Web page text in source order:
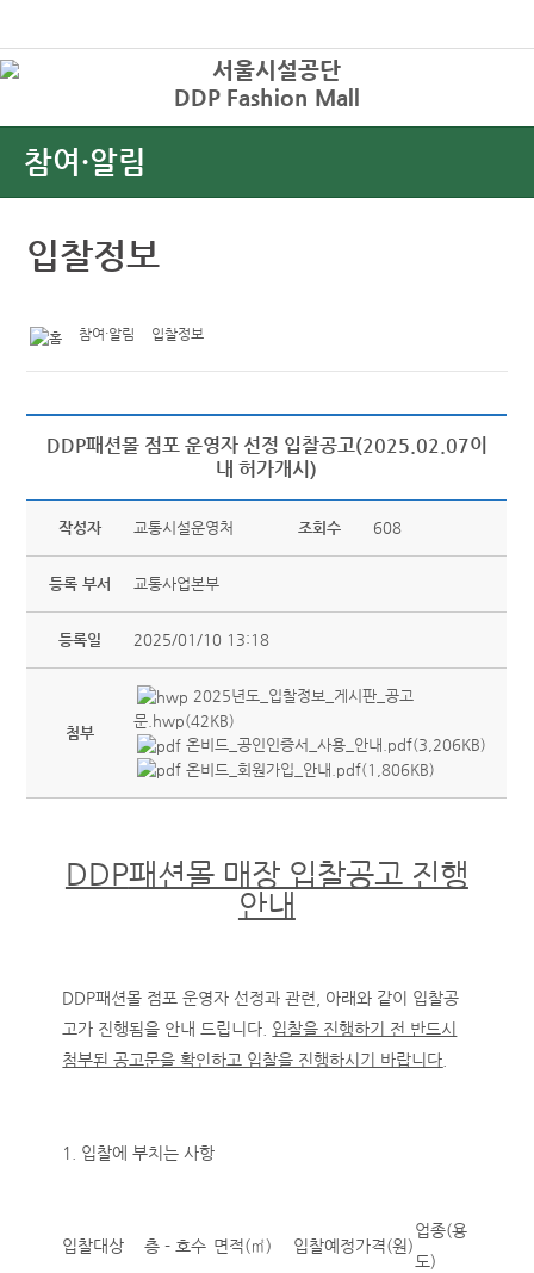
DDP Fashion Mall
참여·알림
입찰정보
참여·알림 입찰정보
DDP패션몰 점포 운영자 선정 입찰공고(2025.02.07이
내 허가개시)
작성자 교통시설운영처 조회수 608
등록 부서 교통사업본부
등록일 2025/01/10 13:18
첨부
2025년도_입찰정보_게시판_공고
문.hwp(42KB)
온비드_공인인증서_사용_안내.pdf(3,206KB)
온비드_회원가입_안내.pdf(1,806KB)
DDP패션몰 매장 입찰공고 진행
안내
DDP패션몰 점포 운영자 선정과 관련, 아래와 같이 입찰공
고가 진행됨을 안내 드립니다. 입찰을 진행하기 전 반드시
첨부된 공고문을 확인하고 입찰을 진행하시기 바랍니다
1. 입찰에 부치는 사항
입찰대상 층 - 호수 면적(㎡) 입찰예정가격(원)
업종(용
도)